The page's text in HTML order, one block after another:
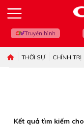
Truyền hình
THỜI SỰ CHÍNH TRỊ
Kết quả tìm kiếm cho